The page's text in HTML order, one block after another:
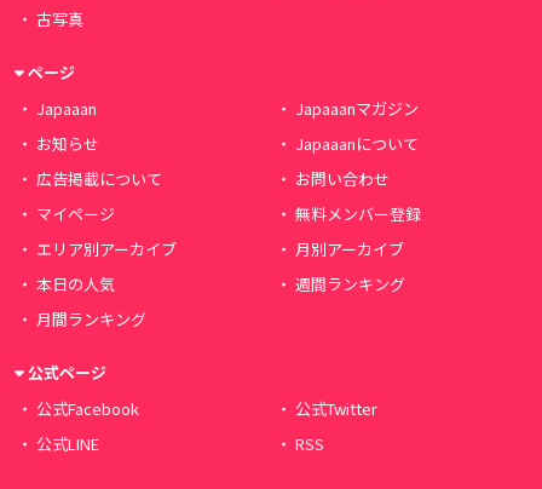
古写真
ページ
Japaaan
Japaaanマガジン
お知らせ
Japaaanについて
広告掲載について
お問い合わせ
マイページ
無料メンバー登録
エリア別アーカイブ
月別アーカイブ
本日の人気
週間ランキング
月間ランキング
公式ページ
公式Facebook
公式Twitter
公式LINE
RSS